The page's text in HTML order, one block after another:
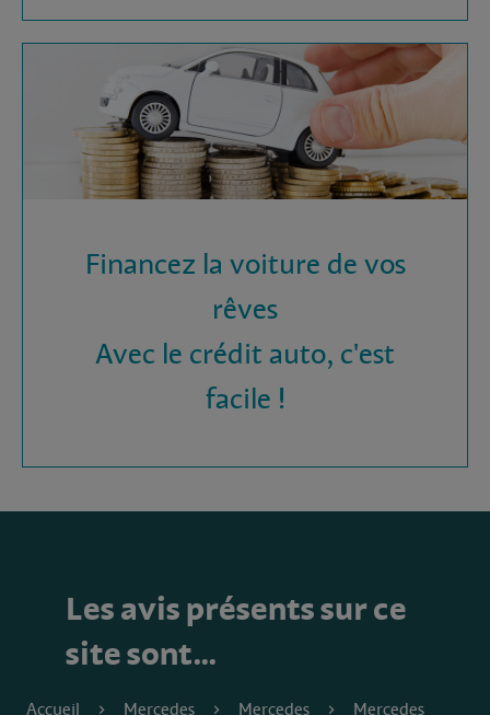
Financez la voiture de vos
rêves
Avec le crédit auto, c'est
facile !
Les avis présents sur ce
site sont…
Accueil
Mercedes
Mercedes
Mercedes